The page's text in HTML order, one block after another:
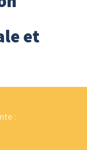
et
: